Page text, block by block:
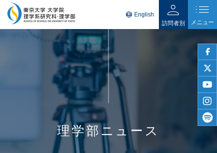
twitter
language English person
訪問者別
list
メニュー
理学部ニュース